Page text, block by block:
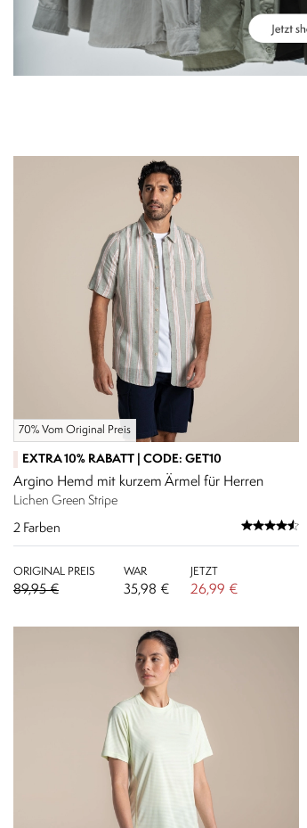
70% Vom Original Preis
EXTRA 10% RABATT | CODE: GET10
Argino Hemd mit kurzem Ärmel für Herren
Lichen Green Stripe
2 Farben
ORIGINAL PREIS
89,95 €
WAR
35,98 €
JETZT
26,99 €